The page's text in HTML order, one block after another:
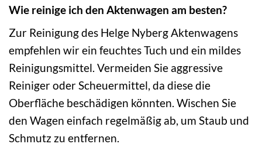
Wie reinige ich den Aktenwagen am besten?
Zur Reinigung des Helge Nyberg Aktenwagens
empfehlen wir ein feuchtes Tuch und ein mildes
Reinigungsmittel. Vermeiden Sie aggressive
Reiniger oder Scheuermittel, da diese die
Oberfläche beschädigen könnten. Wischen Sie
den Wagen einfach regelmäßig ab, um Staub und
Schmutz zu entfernen.